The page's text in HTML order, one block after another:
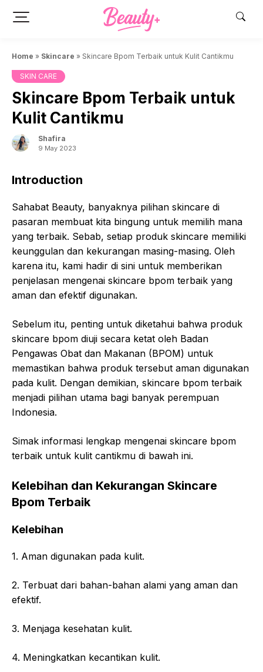
Home » Skincare » Skincare Bpom Terbaik untuk Kulit Cantikmu
SKIN CARE
Skincare Bpom Terbaik untuk
Kulit Cantikmu
Shafira
9 May 2023
Introduction
Sahabat Beauty, banyaknya pilihan skincare di
pasaran membuat kita bingung untuk memilih mana
yang terbaik. Sebab, setiap produk skincare memiliki
keunggulan dan kekurangan masing-masing. Oleh
karena itu, kami hadir di sini untuk memberikan
penjelasan mengenai skincare bpom terbaik yang
aman dan efektif digunakan.
Sebelum itu, penting untuk diketahui bahwa produk
skincare bpom diuji secara ketat oleh Badan
Pengawas Obat dan Makanan (BPOM) untuk
memastikan bahwa produk tersebut aman digunakan
pada kulit. Dengan demikian, skincare bpom terbaik
menjadi pilihan utama bagi banyak perempuan
Indonesia.
Simak informasi lengkap mengenai skincare bpom
terbaik untuk kulit cantikmu di bawah ini.
Kelebihan dan Kekurangan Skincare
Bpom Terbaik
Kelebihan
1. Aman digunakan pada kulit.
2. Terbuat dari bahan-bahan alami yang aman dan
efektif.
3. Menjaga kesehatan kulit.
4. Meningkatkan kecantikan kulit.